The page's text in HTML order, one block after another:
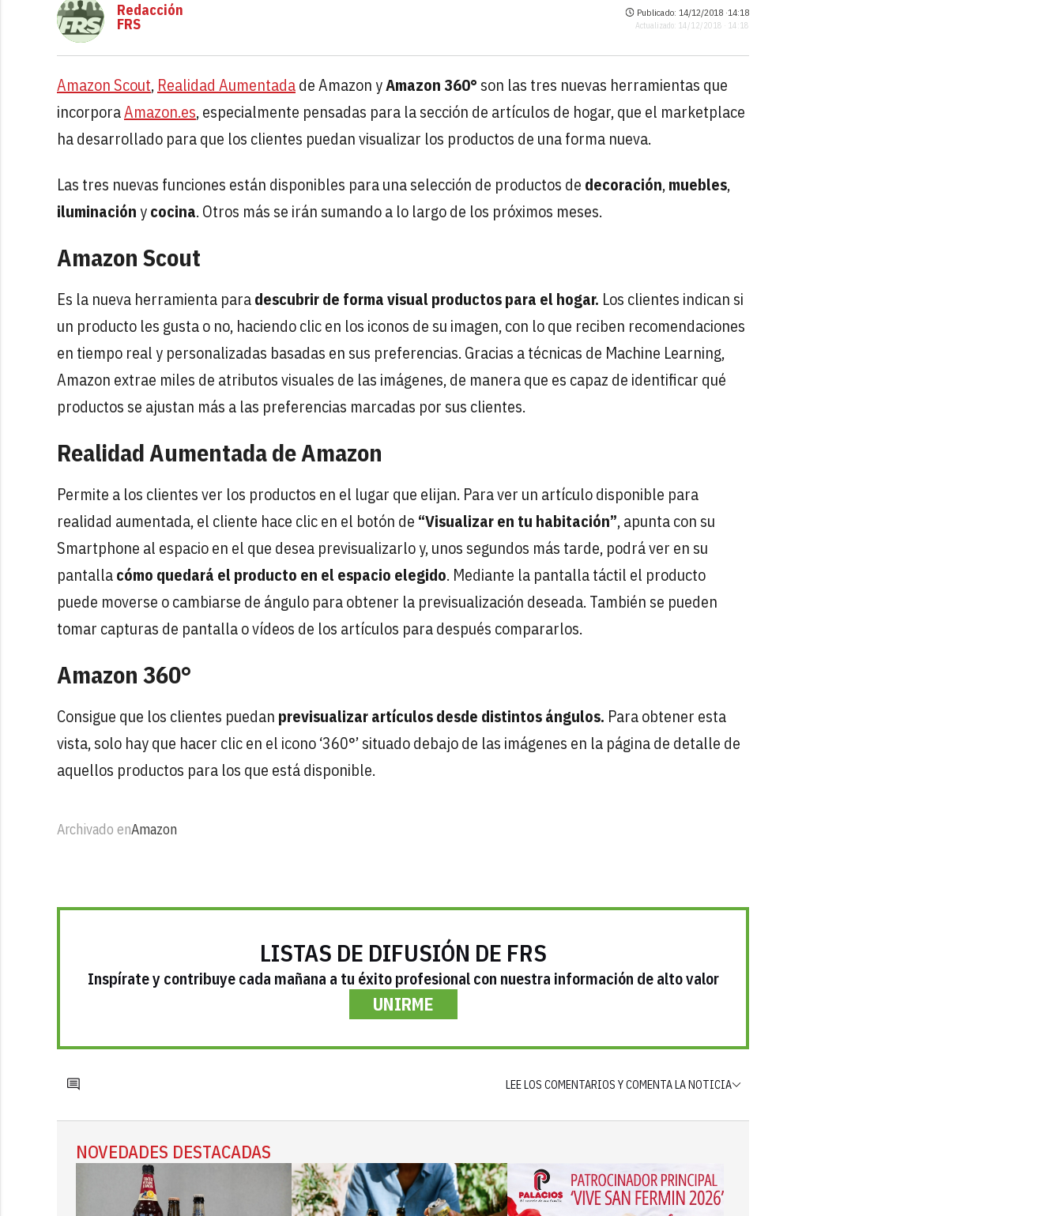
Redacción
FRS
Publicado: 14/12/2018 ·14:18
Actualizado: 14/12/2018 · 14:18
Amazon Scout, Realidad Aumentadade Amazon yAmazon 360° son las tres nuevas herramientas que
incorporaAmazon.es, especialmente pensadas para la sección de artículos de hogar, que el marketplace
ha desarrollado para que los clientes puedan visualizar los productos de una forma nueva.
Las tres nuevas funciones están disponibles para una selección de productos de decoración,muebles,
iluminaciónycocina. Otros más se irán sumando a lo largo de los próximos meses.
Amazon Scout
Es la nueva herramienta paradescubrir de forma visual productos para el hogar. Los clientes indican si
un producto les gusta o no, haciendo clic en los iconos de su imagen, con lo que reciben recomendaciones
en tiempo real y personalizadas basadas en sus preferencias. Gracias a técnicas de Machine Learning,
Amazon extrae miles de atributos visuales de las imágenes, de manera que es capaz de identificar qué
productos se ajustan más a las preferencias marcadas por sus clientes.
Realidad Aumentada de Amazon
Permite a los clientes ver los productos en el lugar que elijan. Para ver un artículo disponible para
realidad aumentada, el cliente hace clic en el botón de “Visualizar en tu habitación”, apunta con su
Smartphone al espacio en el que desea previsualizarlo y, unos segundos más tarde, podrá ver en su
pantallacómo quedará el producto en el espacio elegido. Mediante la pantalla táctil el producto
puede moverse o cambiarse de ángulo para obtener la previsualización deseada. También se pueden
tomar capturas de pantalla o vídeos de los artículos para después compararlos.
Amazon 360°
Consigue que los clientes puedan previsualizar artículos desde distintos ángulos. Para obtener esta
vista, solo hay que hacer clic en el icono ‘360°’ situado debajo de las imágenes en la página de detalle de
aquellos productos para los que está disponible.
Archivado enAmazon
LISTAS DE DIFUSIÓN DE FRS
Inspírate y contribuye cada mañana a tu éxito profesional con nuestra información de alto valor
UNIRME
LEE LOS COMENTARIOS Y COMENTA LA NOTICIA
NOVEDADES DESTACADAS